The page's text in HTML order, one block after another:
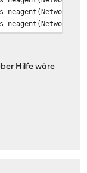
Hilfe wäre